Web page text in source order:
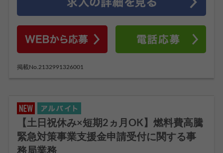
掲載No.2132991326001
【土日祝休み×短期2ヵ月OK】燃料費高騰
緊急対策事業支援金申請受付に関する事
務局業務